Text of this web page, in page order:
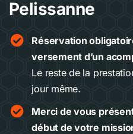
Pelissanne
Réservation
versement d’un
Le reste de la
jour même.
Merci de vous
début de votre